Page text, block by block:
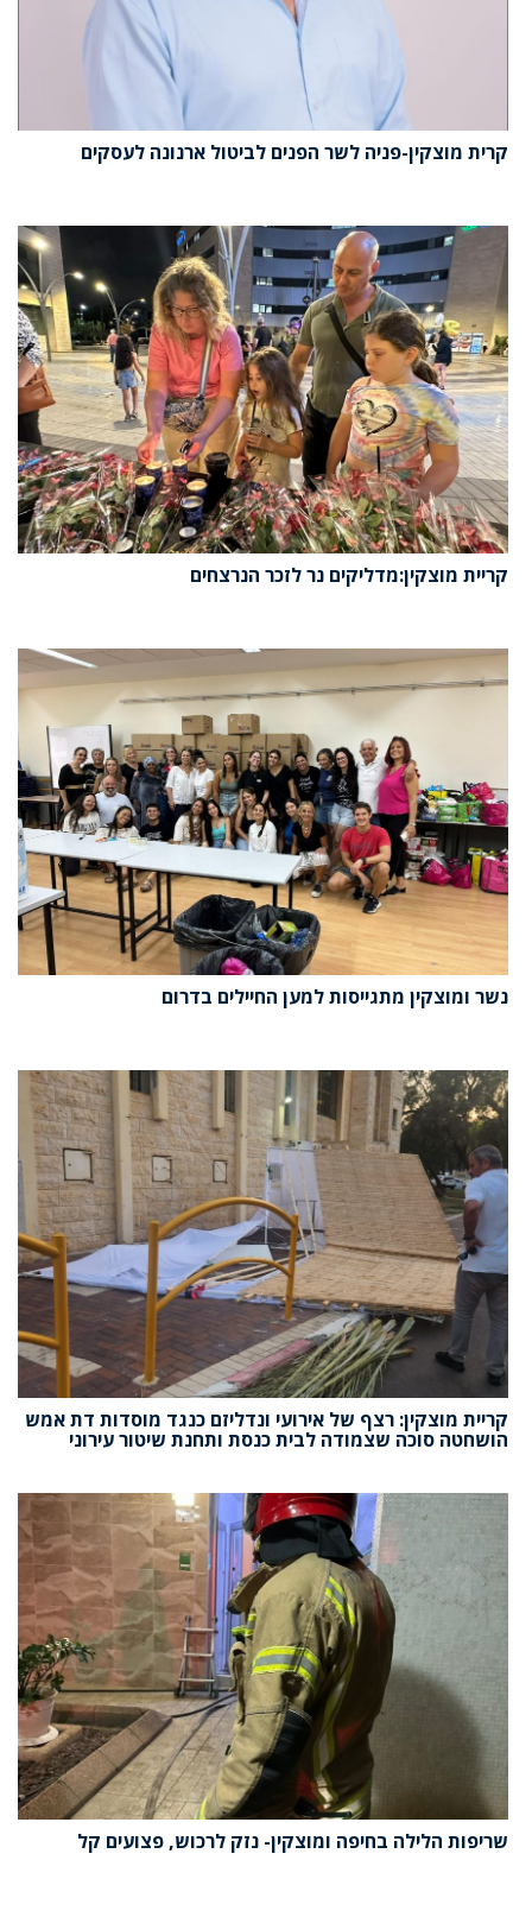
קרית מוצקין-פניה לשר הפנים לביטול ארנונה לעסקים
קריית מוצקין:מדליקים נר לזכר הנרצחים
נשר ומוצקין מתגייסות למען החיילים בדרום
קריית מוצקין: רצף של אירועי ונדליזם כנגד מוסדות דת אמש
הושחטה סוכה שצמודה לבית כנסת ותחנת שיטור עירוני
שריפות הלילה בחיפה ומוצקין- נזק לרכוש, פצועים קל